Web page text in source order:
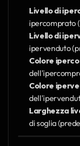
Livello di
ipercomprato
Livello di
ipervenduto
Colore
Colore
Larghezza
di soglia